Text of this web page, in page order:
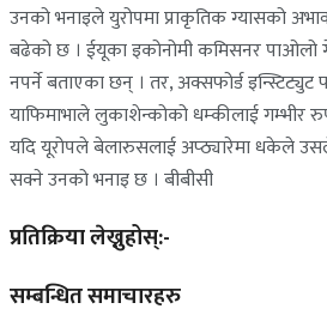
उनको भनाइले युरोपमा प्राकृतिक ग्यासको
बढेको छ । ईयूका इकोनोमी कमिसनर पाओलो
नपर्ने बताएका छन् । तर, अक्सफोर्ड
याफिमाभाले लुकाशेन्कोको धम्कीलाई गम्भीर
यदि यूरोपले बेलारुसलाई अप्ठ्यारेमा धकेले
सक्ने उनको भनाइ छ । बीबीसी
प्रतिक्रिया लेख्नुहोस्:-
सम्बन्धित समाचारहरु